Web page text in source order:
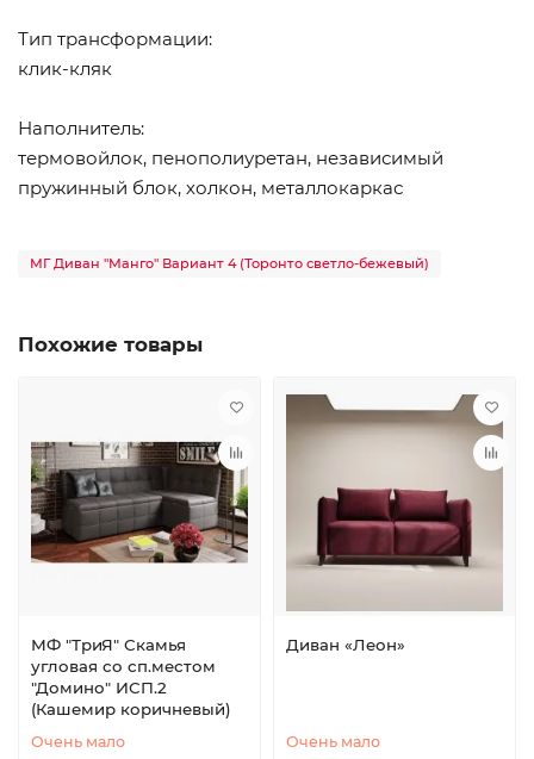
Тип трансформации:
клик-кляк
Наполнитель:
термовойлок, пенополиуретан, независимый
пружинный блок, холкон, металлокаркас
МГ Диван "Манго" Вариант 4 (Торонто светло-бежевый)
Похожие товары
МФ "ТриЯ" Скамья
угловая со сп.местом
"Домино" ИСП.2
(Кашемир коричневый)
Очень мало
Диван «Леон»
Очень мало